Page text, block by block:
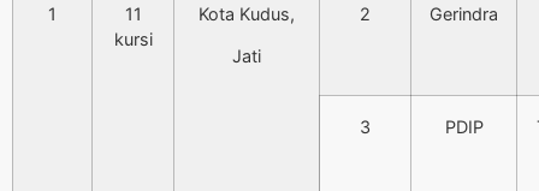
1
11
kursi
Kota Kudus,
Jati
2 Gerindra
3 PDIP